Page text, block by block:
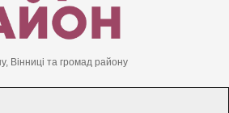
Вінниці та громад району